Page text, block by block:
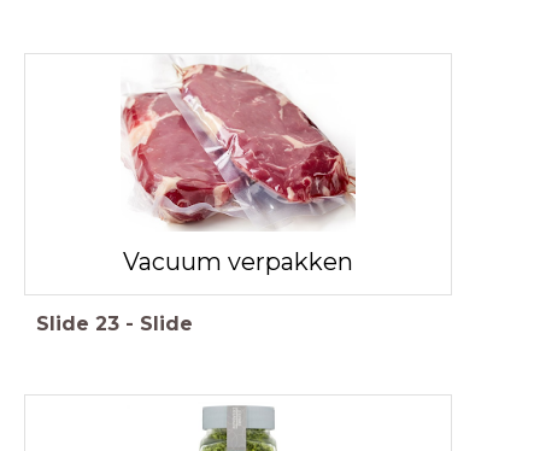
Vacuum verpakken
Slide 23 - Slide